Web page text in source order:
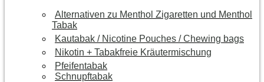
Alternativen zu Menthol Zigaretten und Menthol
Tabak
Kautabak / Nicotine Pouches / Chewing bags
Nikotin + Tabakfreie Kräutermischung
Pfeifentabak
Schnupftabak